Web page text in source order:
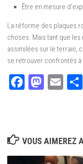
Être en mesure
La réforme des plaques
choses. Mais tant que
assimilées sur le terrain,
se retrouver confrontés
Facebook
VOUS AIMEREZ